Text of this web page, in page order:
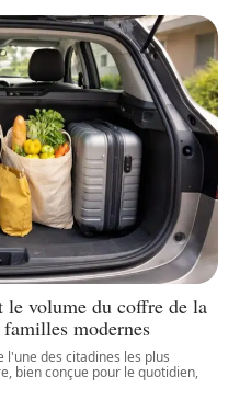
le volume du coffre de la
modernes
l'une des citadines les plus
bien conçue pour le quotidien,